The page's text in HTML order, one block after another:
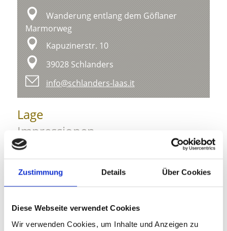
Zustimmung Details Über Cookies
Diese Webseite verwendet Cookies
Wir verwenden Cookies, um Inhalte und Anzeigen zu
Wanderung entlang dem Göflaner
Marmorweg
Kapuzinerstr. 10
39028 Schlanders
info@schlanders-laas.it
Lage
Impressionen